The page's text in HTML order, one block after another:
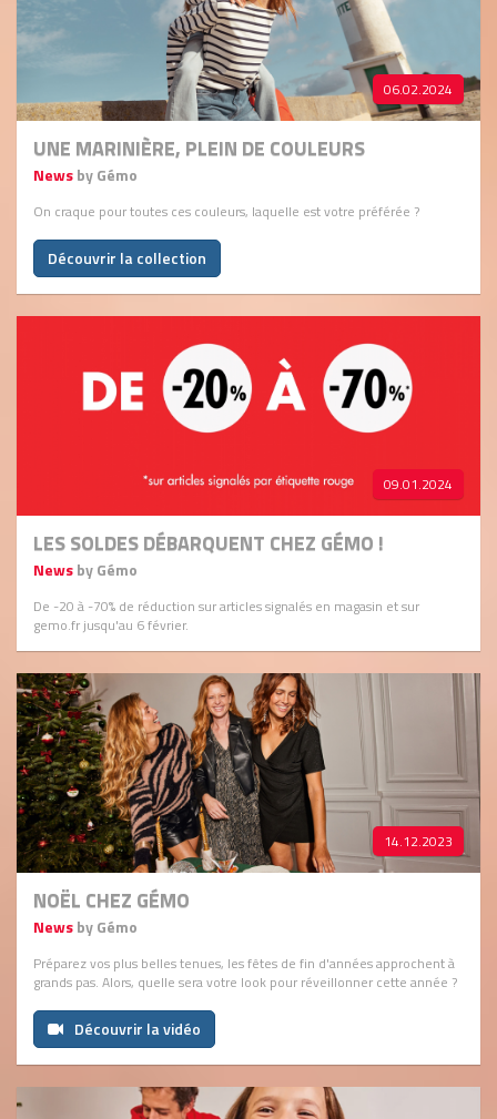
06.02.2024
UNE MARINIÈRE, PLEIN DE COULEURS
Newsby Gémo
On craque pour toutes ces couleurs, laquelle est votre préférée ?
Découvrir la collection
09.01.2024
LES SOLDES DÉBARQUENT CHEZ GÉMO !
Newsby Gémo
De -20 à -70% de réduction sur articles signalés en magasin et sur
gemo.fr jusqu'au 6 février.
14.12.2023
NOËL CHEZ GÉMO
Newsby Gémo
Préparez vos plus belles tenues, les fêtes de fin d'années approchent à
grands pas. Alors, quelle sera votre look pour réveillonner cette année ?
Découvrir la vidéo